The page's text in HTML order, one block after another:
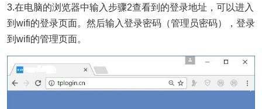
3.在电脑的浏览器中输入步骤2查看到的登录地址，可以进入
到wifi的登录页面。然后输入登录密码（管理员密码），登录
到wifi的管理页面。